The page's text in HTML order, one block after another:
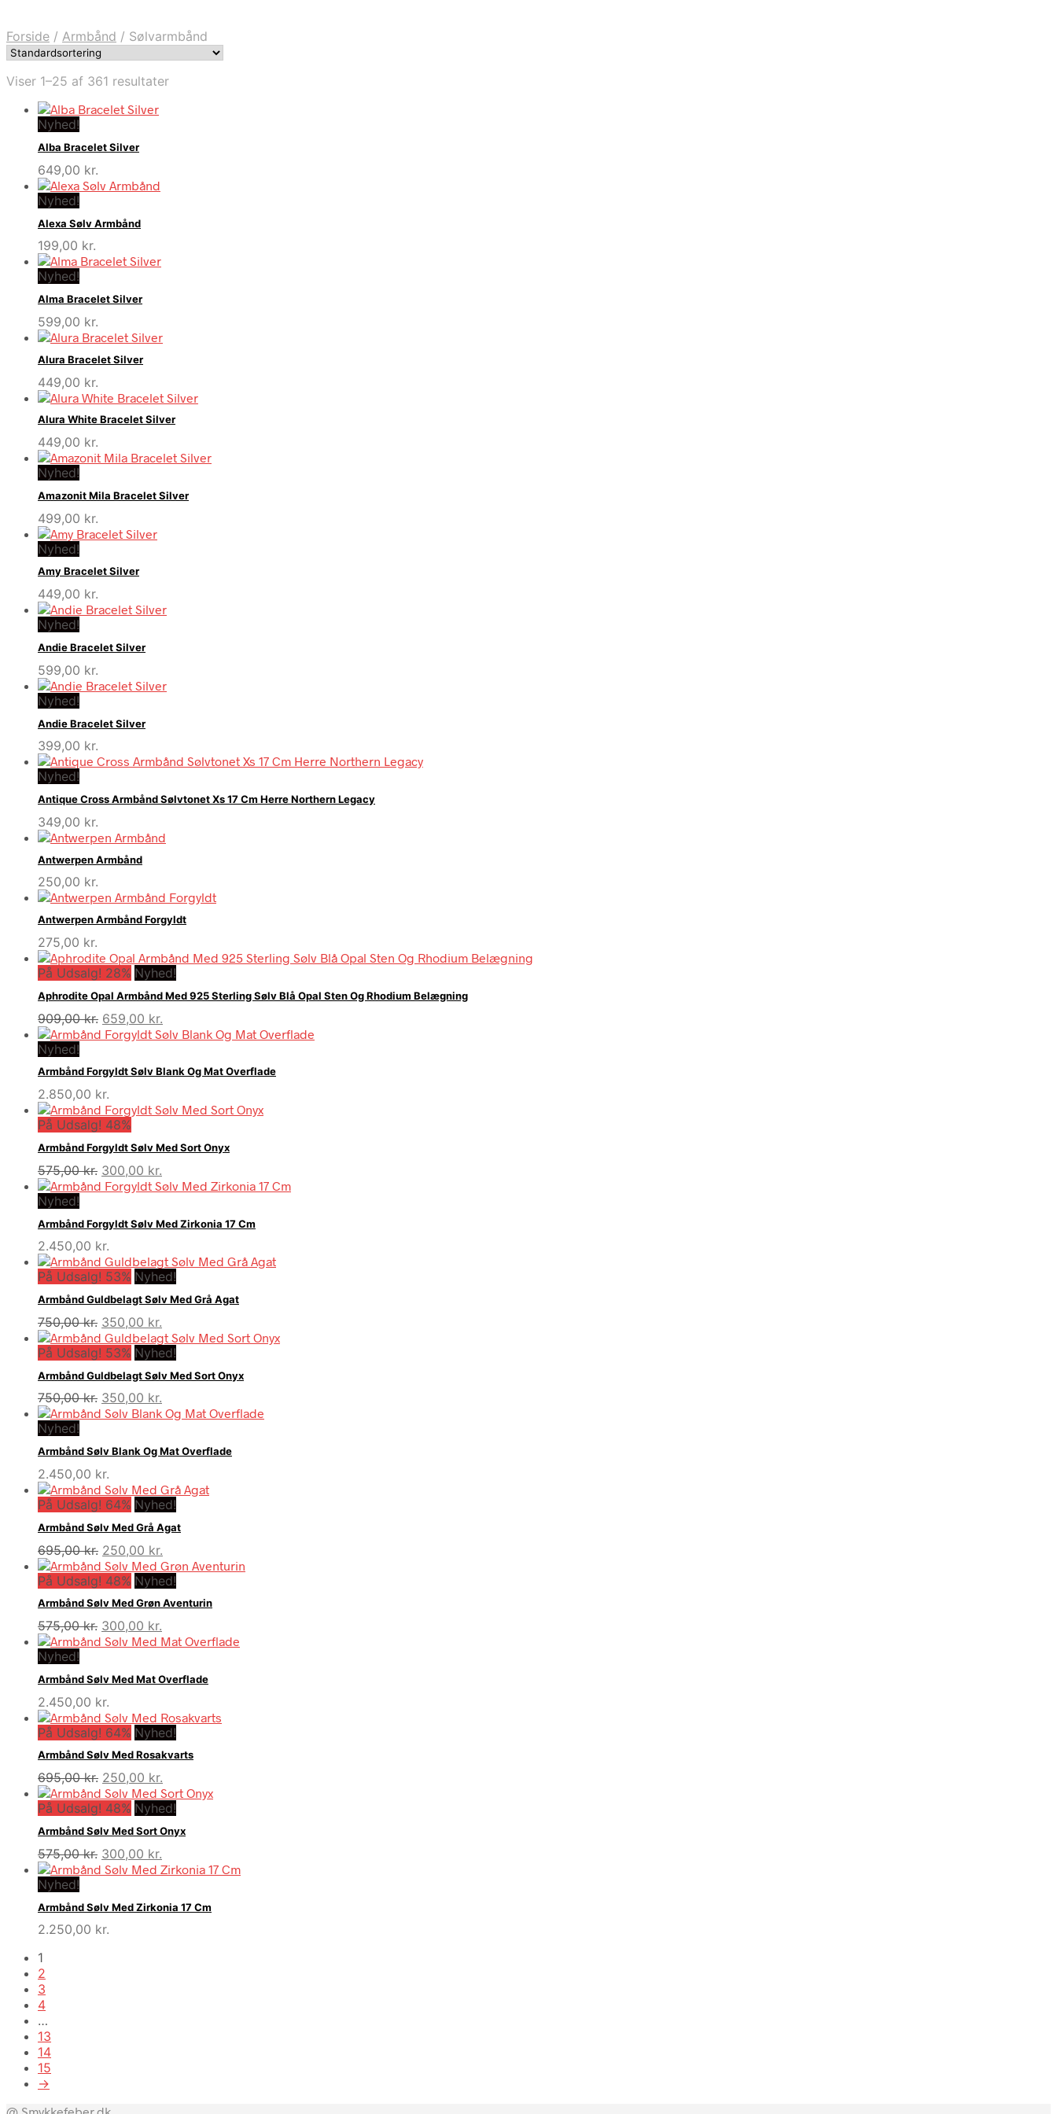
Forside / Armbånd / Sølvarmbånd
Viser 1–25 af 361 resultater
Nyhed!
Alba Bracelet Silver
649,00 kr.
Nyhed!
Alexa Sølv Armbånd
199,00 kr.
Nyhed!
Alma Bracelet Silver
599,00 kr.
Alura Bracelet Silver
449,00 kr.
Alura White Bracelet Silver
449,00 kr.
Nyhed!
Amazonit Mila Bracelet Silver
499,00 kr.
Nyhed!
Amy Bracelet Silver
449,00 kr.
Nyhed!
Andie Bracelet Silver
599,00 kr.
Nyhed!
Andie Bracelet Silver
399,00 kr.
Nyhed!
Antique Cross Armbånd Sølvtonet Xs 17 Cm Herre Northern Legacy
349,00 kr.
Antwerpen Armbånd
250,00 kr.
Antwerpen Armbånd Forgyldt
275,00 kr.
På Udsalg! 28% Nyhed!
Aphrodite Opal Armbånd Med 925 Sterling Sølv Blå Opal Sten Og Rhodium Belægning
909,00kr. Den
oprindelige
var:
909,00 kr..
659,00 kr.
aktuelle
er:
659,00 kr..
Nyhed!
Armbånd Forgyldt Sølv Blank Og Mat Overflade
2.850,00 kr.
På Udsalg! 48%
Armbånd Forgyldt Sølv Med Sort Onyx
575,00kr. Den
oprindelige
var:
575,00 kr..
300,00 kr.
aktuelle
er:
300,00 kr..
Nyhed!
Armbånd Forgyldt Sølv Med Zirkonia 17 Cm
2.450,00 kr.
På Udsalg! 53% Nyhed!
Armbånd Guldbelagt Sølv Med Grå Agat
750,00kr. Den
oprindelige
pris
var:
750,00 kr..
350,00 kr.
aktuelle
pris
er:
350,00 kr..
På Udsalg! 53% Nyhed!
Armbånd Guldbelagt Sølv Med Sort Onyx
750,00kr. Den
oprindelige
var:
750,00 kr..
350,00 kr.
aktuelle
er:
350,00 kr..
Nyhed!
Armbånd Sølv Blank Og Mat Overflade
2.450,00 kr.
På Udsalg! 64% Nyhed!
Armbånd Sølv Med Grå Agat
695,00kr. Den
oprindelige
pris
var:
695,00 kr..
250,00 kr.
aktuelle
pris
er:
250,00 kr..
På Udsalg! 48% Nyhed!
Armbånd Sølv Med Grøn Aventurin
575,00kr. Den
oprindelige
var:
575,00 kr..
300,00 kr.
aktuelle
er:
300,00 kr..
Nyhed!
Armbånd Sølv Med Mat Overflade
2.450,00 kr.
På Udsalg! 64% Nyhed!
Armbånd Sølv Med Rosakvarts
695,00kr. Den
oprindelige
pris
var:
695,00 kr..
250,00 kr.
aktuelle
pris
er:
250,00 kr..
På Udsalg! 48% Nyhed!
Armbånd Sølv Med Sort Onyx
575,00kr. Den
oprindelige
var:
575,00 kr..
300,00 kr.
aktuelle
er:
300,00 kr..
Nyhed!
Armbånd Sølv Med Zirkonia 17 Cm
2.250,00 kr.
1
2
3
4
…
13
14
15
→